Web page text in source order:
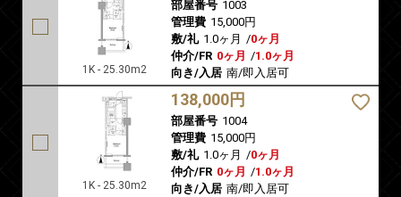
1K - 25.30m2
部屋番号 1003
管理費 15,000円
敷/礼 1.0ヶ月 /0ヶ月
仲介/FR 0ヶ月 /1.0ヶ月
向き/入居 南/即入居可
1K - 25.30m2
138,000円
部屋番号 1004
管理費 15,000円
敷/礼 1.0ヶ月 /0ヶ月
仲介/FR 0ヶ月 /1.0ヶ月
向き/入居 南/即入居可